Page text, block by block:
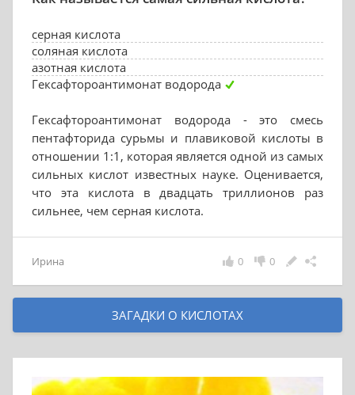
серная кислота
соляная кислота
азотная кислота
Гексафтороантимонат водорода
Гексафтороантимонат водорода - это смесь
пентафторида сурьмы и плавиковой кислоты в
отношении 1:1, которая является одной из самых
сильных кислот известных науке. Оценивается,
что эта кислота в двадцать триллионов раз
сильнее, чем серная кислота.
Ирина 0
0
ЗАГАДКИ О КИСЛОТАХ